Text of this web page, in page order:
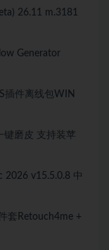
26.11 m.3181
Generator
插件离线包WIN
键磨皮 支持装苹
2026 v15.5.0.8 中
套Retouch4me +